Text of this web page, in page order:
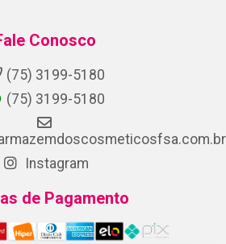
Conosco
(75) 3199-5180
(75) 3199-5180
Instagram
de Pagamento